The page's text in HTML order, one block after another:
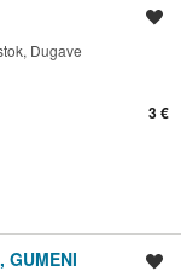
Dugave
3 €
GUMENI